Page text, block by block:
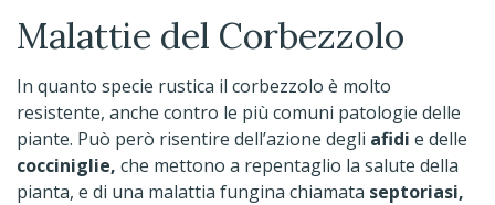
Malattie del Corbezzolo
In quanto specie rustica il corbezzolo è molto
resistente, anche contro le più comuni patologie delle
piante. Può però risentire dell’azione degli afidi e delle
cocciniglie, che mettono a repentaglio la salute della
pianta, e di una malattia fungina chiamata septoriasi,